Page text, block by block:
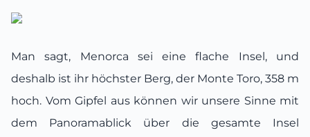
Man sagt, Menorca sei eine flache Insel, und
deshalb ist ihr höchster Berg, der Monte Toro, 358 m
hoch. Vom Gipfel aus können wir unsere Sinne mit
dem Panoramablick über die gesamte Insel